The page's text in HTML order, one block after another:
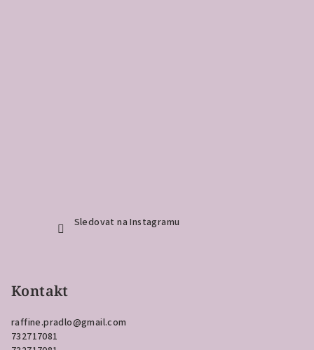
Sledovat na Instagramu
Kontakt
raffine.pradlo@gmail.com
732717081